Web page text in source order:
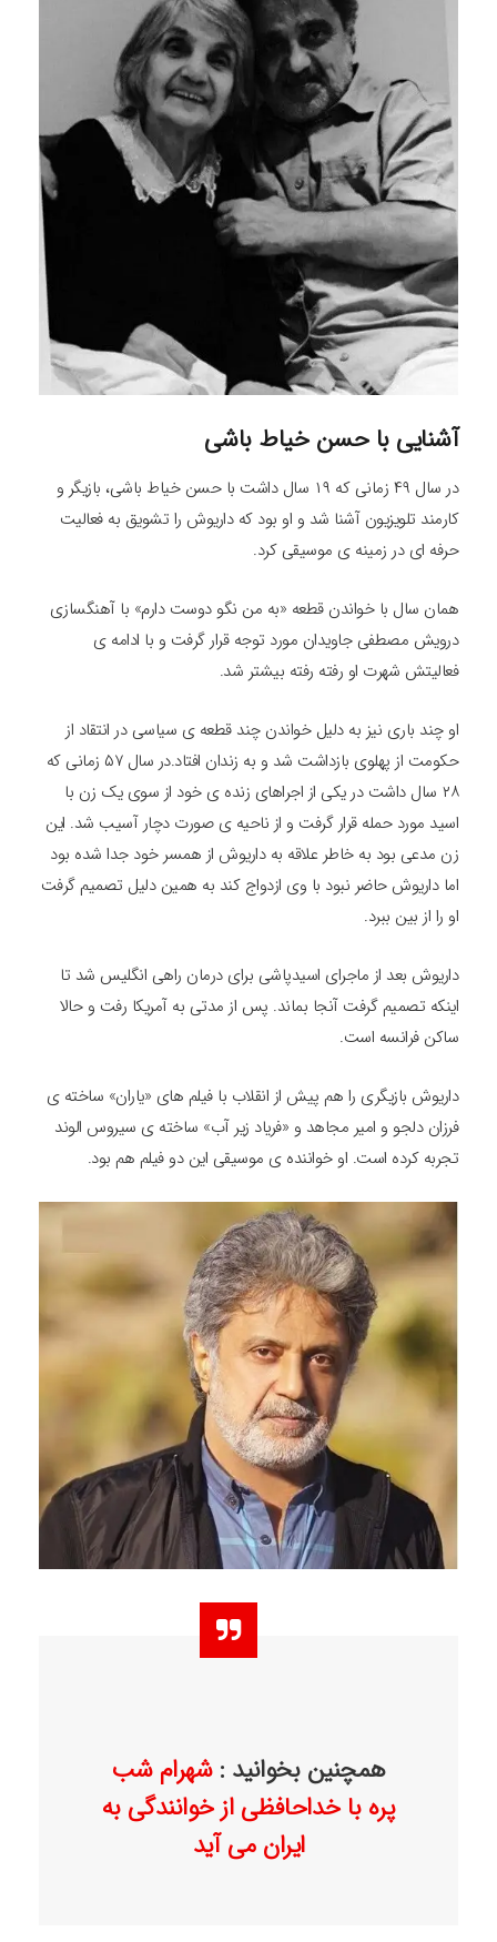
آشنایی با حسن خیاط باشی
در سال ۴۹ زمانی که ۱۹ سال داشت با حسن خیاط باشی، بازیگر و
کارمند تلویزیون آشنا شد و او بود که داریوش را تشویق به فعالیت
حرفه ای در زمینه ی موسیقی کرد.
همان سال با خواندن قطعه «به من نگو دوست دارم» با آهنگسازی
درویش مصطفی جاویدان مورد توجه قرار گرفت و با ادامه ی
فعالیتش شهرت او رفته رفته بیشتر شد.
او چند باری نیز به دلیل خواندن چند قطعه ی سیاسی در انتقاد از
حکومت از پهلوی بازداشت شد و به زندان افتاد.در سال ۵۷ زمانی که
۲۸ سال داشت در یکی از اجراهای زنده ی خود از سوی یک زن با
اسید مورد حمله قرار گرفت و از ناحیه ی صورت دچار آسیب شد. این
زن مدعی بود به خاطر علاقه به داریوش از همسر خود جدا شده بود
اما داریوش حاضر نبود با وی ازدواج کند به همین دلیل تصمیم گرفت
او را از بین ببرد.
داریوش بعد از ماجرای اسیدپاشی برای درمان راهی انگلیس شد تا
اینکه تصمیم گرفت آنجا بماند. پس از مدتی به آمریکا رفت و حالا
ساکن فرانسه است.
داریوش بازیگری را هم پیش از انقلاب با فیلم های «یاران» ساخته ی
فرزان دلجو و امیر مجاهد و «فریاد زیر آب» ساخته ی سیروس الوند
تجربه کرده است. او خواننده ی موسیقی این دو فیلم هم بود.
همچنین بخوانید :شهرام شب
پره با خداحافظی از خوانندگی به
ایران می آید